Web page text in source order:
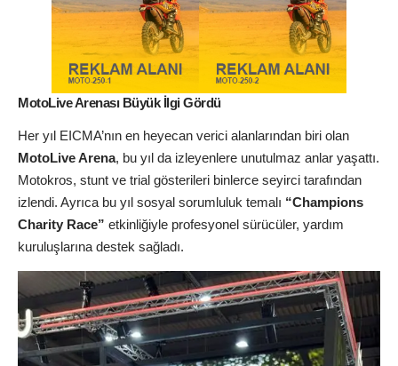
MotoLive Arenası Büyük İlgi Gördü
Her yıl EICMA’nın en heyecan verici alanlarından biri olan
MotoLive Arena, bu yıl da izleyenlere unutulmaz anlar yaşattı.
Motokros, stunt ve trial gösterileri binlerce seyirci tarafından
izlendi. Ayrıca bu yıl sosyal sorumluluk temalı “Champions
Charity Race” etkinliğiyle profesyonel sürücüler, yardım
kuruluşlarına destek sağladı.